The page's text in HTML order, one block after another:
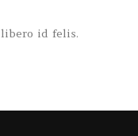
id felis.